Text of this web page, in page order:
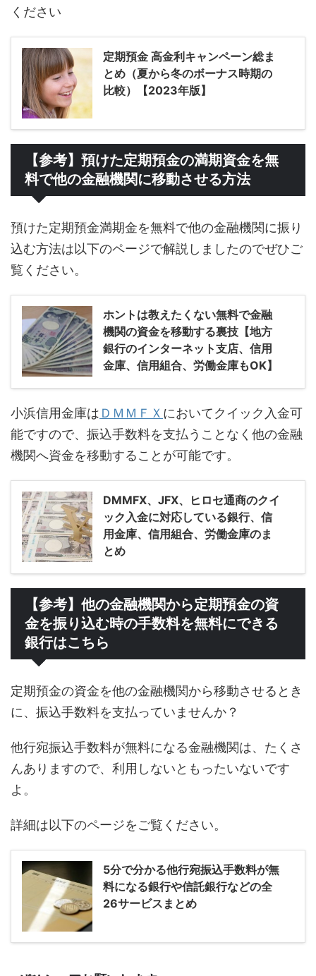
ください
定期預金 高金利キャンペーン総ま
とめ（夏から冬のボーナス時期の
比較）【2023年版】
【参考】預けた定期預金の満期資金を無
料で他の金融機関に移動させる方法
預けた定期預金満期金を無料で他の金融機関に振り
込む方法は以下のページで解説しましたのでぜひご
覧ください。
ホントは教えたくない無料で金融
機関の資金を移動する裏技【地方
銀行のインターネット支店、信用
金庫、信用組合、労働金庫もOK】
小浜信用金庫は ＤＭＭＦＸ においてクイック入金可
能ですので、振込手数料を支払うことなく他の金融
機関へ資金を移動することが可能です。
DMMFX、JFX、ヒロセ通商のクイ
ック入金に対応している銀行、信
用金庫、信用組合、労働金庫のま
とめ
【参考】他の金融機関から定期預金の資
金を振り込む時の手数料を無料にできる
銀行はこちら
定期預金の資金を他の金融機関から移動させるとき
に、振込手数料を支払っていませんか？
他行宛振込手数料が無料になる金融機関は、たくさ
んありますので、利用しないともったいないです
よ。
詳細は以下のページをご覧ください。
5分で分かる他行宛振込手数料が無
料になる銀行や信託銀行などの全
26サービスまとめ